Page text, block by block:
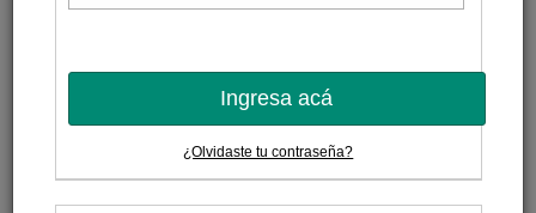
Ingresa acá
¿Olvidaste tu contraseña?